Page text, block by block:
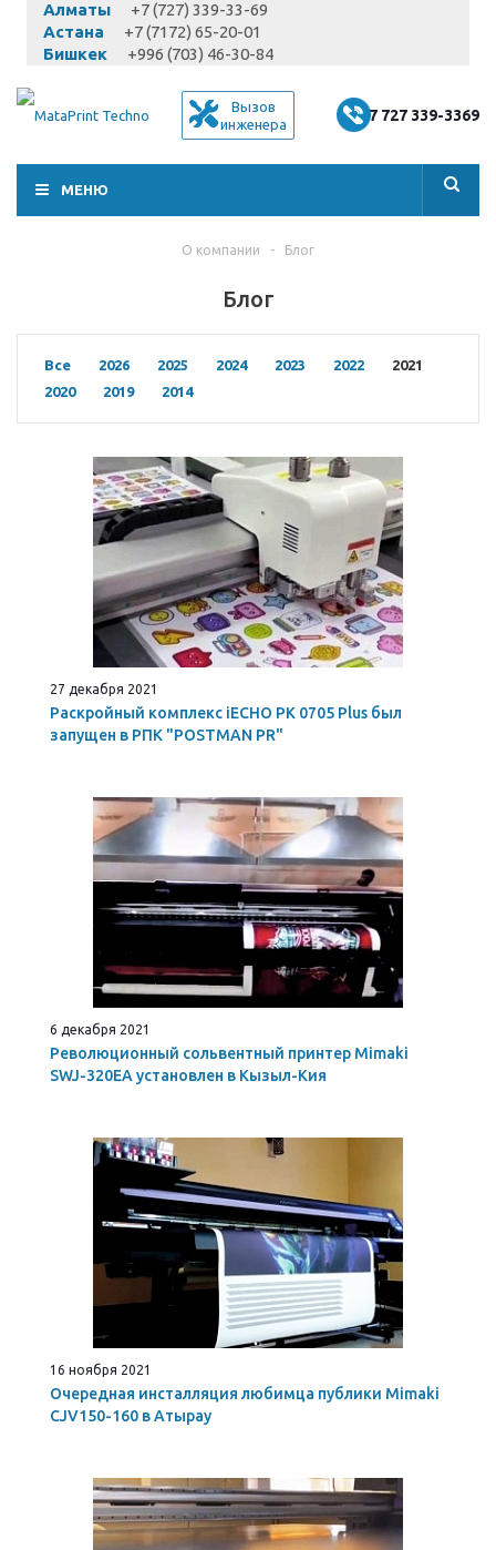
Алматы
+7 (727) 339-33-69
Астана
+7 (7172) 65-20-01
Бишкек
+996 (703) 46-30-84
Вызов
инженера
+7 727 339-3369
МЕНЮ
О компании - Блог
Блог
Все 2026 2025 2024 2023 2022
2021
2020
2019 2014
27 декабря 2021
Раскройный комплекс iECHO PK 0705 Plus был
запущен в РПК "POSTMAN PR"
6 декабря 2021
Революционный сольвентный принтер Mimaki
SWJ-320EA установлен в Кызыл-Кия
16 ноября 2021
Очередная инсталляция любимца публики Mimaki
CJV150-160 в Атырау